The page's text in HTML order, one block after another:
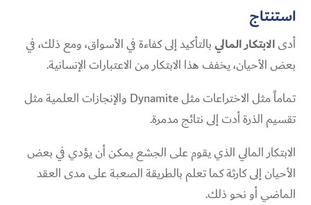
استنتاج
أدىالابتكار الماليبالتأكيد إلى كفاءة في الأسواق، ومع ذلك، في
بعض الأحيان، يخفف هذا الابتكار من الاعتبارات الإنسانية.
تماماً مثل الاختراعات مثل Dynamite والإنجازات العلمية مثل
تقسيم الذرة أدت إلى نتائج مدمرة.
الابتكار المالي الذي يقوم على الجشع يمكن أن يؤدي في بعض
الأحيان إلى كارثة كما تعلم بالطريقة الصعبة على مدى العقد
الماضي أو نحو ذلك.